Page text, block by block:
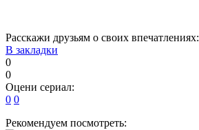
Расскажи друзьям о своих впечатлениях:
В закладки
0
0
Оцени сериал:
0 0
Рекомендуем посмотреть: